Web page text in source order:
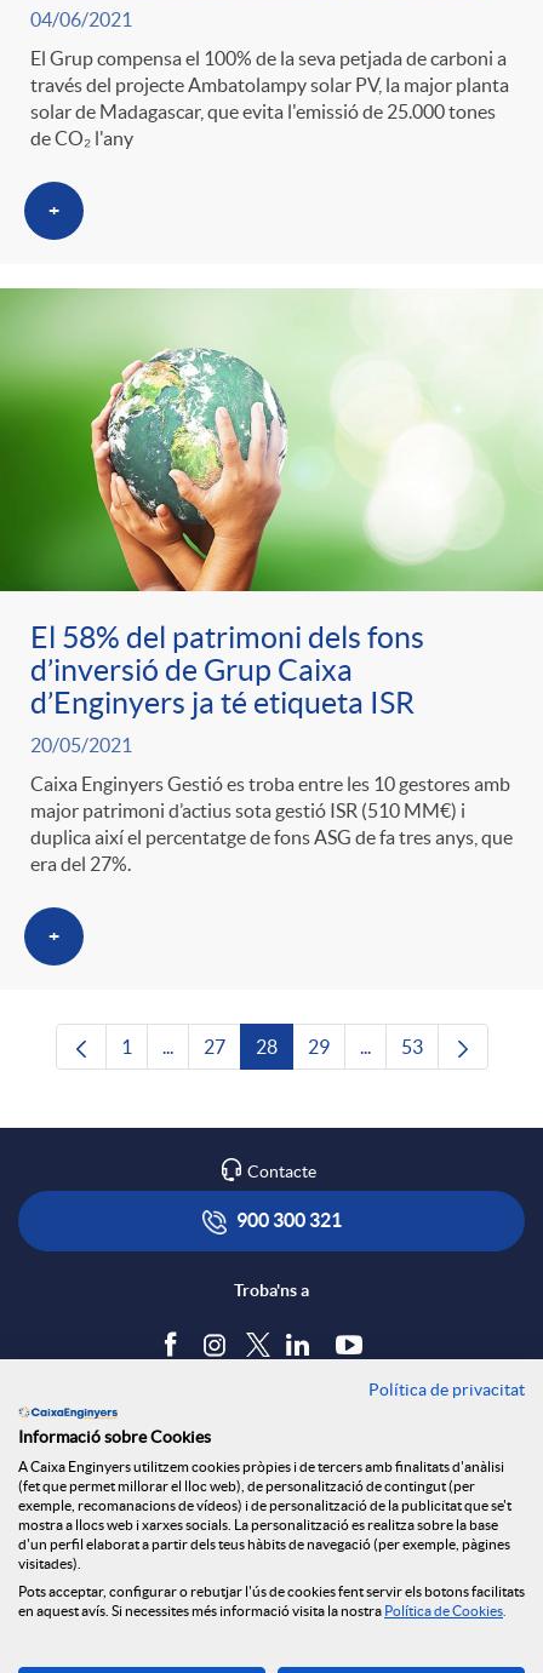
04/06/2021
El Grup compensa el 100% de la seva petjada de carboni a
través del projecte Ambatolampy solar PV, la major planta
solar de Madagascar, que evita l'emissió de 25.000 tones
de CO₂ l'any
+
El 58% del patrimoni dels fons
d’inversió de Grup Caixa
d’Enginyers ja té etiqueta ISR
20/05/2021
Caixa Enginyers Gestió es troba entre les 10 gestores amb
major patrimoni d’actius sota gestió ISR (510 MM€) i
duplica així el percentatge de fons ASG de fa tres anys, que
era del 27%.
+
Pàgina
1 ...Pàgines intermèdies Utilitzeu TAB per
Pàgina
27 Pàgina
28 Pàgina
29 ...Pàgines intermèdies
Pàgina
53
Contacte
900 300 321
Troba'ns a
Política de cookies
Avís legal
Seguretat Online
Canal denúncies
Política de privacitat
Informació sobre Cookies
A Caixa Enginyers utilitzem cookies pròpies i de tercers amb finalitats d'anàlisi
(fet que permet millorar el lloc web), de personalització de contingut (per
exemple, recomanacions de vídeos) i de personalització de la publicitat que se't
mostra a llocs web i xarxes socials. La personalització es realitza sobre la base
d'un perfil elaborat a partir dels teus hàbits de navegació (per exemple, pàgines
visitades).
Pots acceptar, configurar o rebutjar l'ús de cookies fent servir els botons facilitats
en aquest avís. Si necessites més informació visita la nostra Política de Cookies